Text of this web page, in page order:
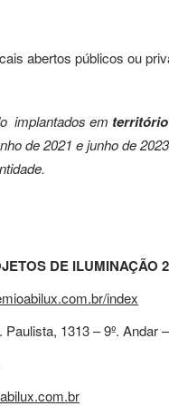
abertos públicos ou
implantados em
de 2021 e junho de
DE ILUMINAÇÃO
index
Paulista, 1313 – 9º. Andar